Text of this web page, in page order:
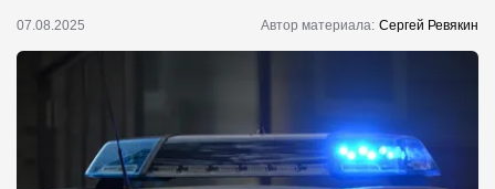
07.08.2025 Автор материала: Сергей Ревякин